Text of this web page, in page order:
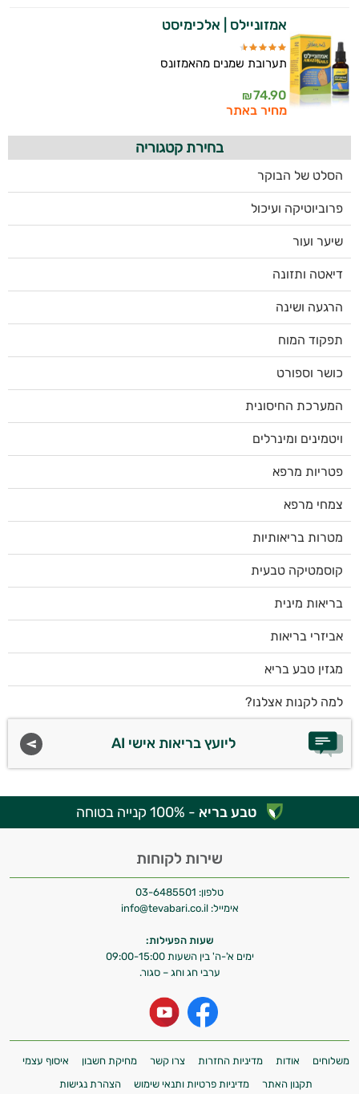
אמזוניילס | אלכימיסט
תערובת שמנים מהאמזונס
74.90
₪
מחיר באתר
בחירת קטגוריה
הסלט של הבוקר
פרוביוטיקה ועיכול
שיער ועור
דיאטה ותזונה
הרגעה ושינה
תפקוד המוח
כושר וספורט
המערכת החיסונית
ויטמינים ומינרלים
פטריות מרפא
צמחי מרפא
מטרות בריאותיות
קוסמטיקה טבעית
בריאות מינית
אביזרי בריאות
מגזין טבע בריא
למה לקנות אצלנו?
ליועץ בריאות אישי AI
טבע בריא - 100% קנייה בטוחה
שירות לקוחות
טלפון: 03-6485501
אימייל: info@tevabari.co.il
שעות הפעילות:
ימים א'-ה' בין השעות 09:00-15:00
ערבי חג וחג – סגור.
משלוחים אודות מדיניות החזרות צרו קשר מחיקת חשבון
איסוף עצמי
תקנון האתר
מדיניות פרטיות ותנאי שימוש הצהרת נגישות